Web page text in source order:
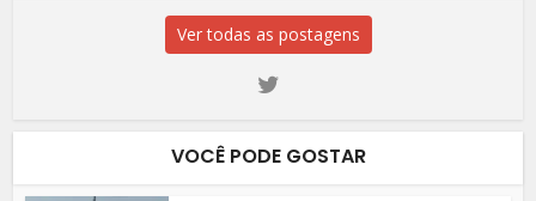
Ver todas as postagens
VOCÊ PODE GOSTAR